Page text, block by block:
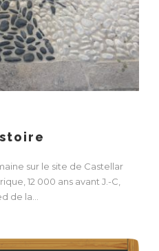
sur le site de Castellar
12 000 ans avant J.-C,
de la...